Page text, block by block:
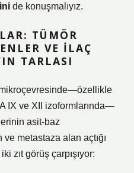
de konuşmalıyız.
TÜMÖR
VE İLAÇ
TARLASI
IX ve XII izoformlarında—
asit-baz
metastaza alan açtığı
zıt görüş çarpışıyor: